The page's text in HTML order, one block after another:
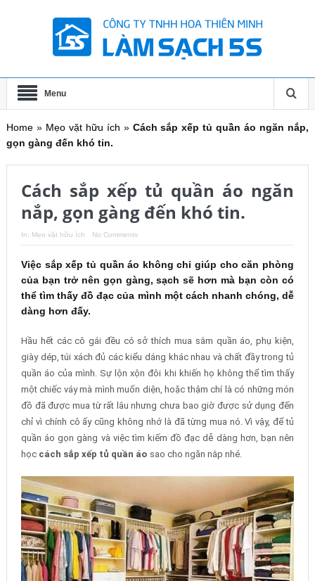
Menu
Home» Mẹo vặt hữu ích » Cách sắp xếp tủ quần áo ngăn nắp,
gọn gàng đến khó tin.
Cách sắp xếp tủ quần áo ngăn
nắp, gọn gàng đến khó tin.
In: Mẹo vặt hữu ích No Comments
Việc sắp xếp tủ quần áo không chỉ giúp cho căn phòng
của bạn trở nên gọn gàng, sạch sẽ hơn mà bạn còn có
thể tìm thấy đồ đạc của mình một cách nhanh chóng, dễ
dàng hơn đấy.
Hầu hết các cô gái đều có sở thích mua sắm quần áo, phụ kiện,
giày dép, túi xách đủ các kiểu dáng khác nhau và chất đầy trong tủ
quần áo của mình. Sự lộn xộn đôi khi khiến họ không thể tìm thấy
một chiếc váy mà mình muốn diện, hoặc thậm chí là có những món
đồ đã được mua từ rất lâu nhưng chưa bao giờ được sử dụng đến
chỉ vì chính cô ấy cũng không nhớ là đã từng mua nó. Vì vậy, để tủ
quần áo gọn gàng và việc tìm kiếm đồ đạc dễ dàng hơn, bạn nên
học cách sắp xếp tủ quần áo sao cho ngăn nắp nhé.